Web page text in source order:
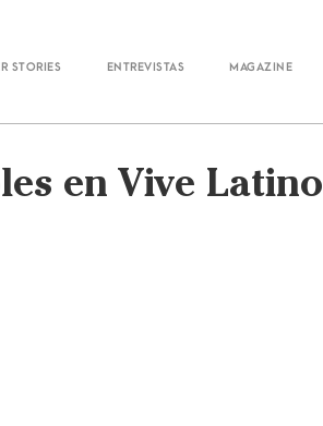
Stories Entrevistas Magazine
en Vive Latino